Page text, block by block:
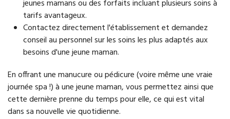
jeunes mamans ou des forfaits incluant plusieurs soins à
tarifs avantageux.
Contactez directement l'établissement et demandez
conseil au personnel sur les soins les plus adaptés aux
besoins d'une jeune maman.
En offrant une manucure ou pédicure (voire même une vraie
journée spa !) à une jeune maman, vous permettez ainsi que
cette dernière prenne du temps pour elle, ce qui est vital
dans sa nouvelle vie quotidienne.